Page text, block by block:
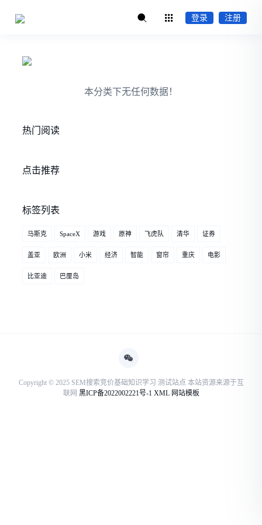
登录 注册
本分类下无任何数据！
热门阅读
点击推荐
标签列表
马斯克 SpaceX 游戏 原神 飞虎队 清华 证券
盖亚 欧洲 小米 经济 智能 窗帘 重庆 电影
比亚迪 巴厘岛
Copyright © 2025 SEM搜索竞价基础知识学习 测试站点 本站资源来源于互
联网 黑ICP备2022002221号-1 XML 网站模板